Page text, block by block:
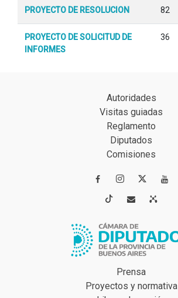
PROYECTO DE RESOLUCION 82
PROYECTO DE SOLICITUD DE
INFORMES
36
Autoridades
Visitas guiadas
Reglamento
Diputados
Comisiones
 
 
Prensa
Proyectos y normativa